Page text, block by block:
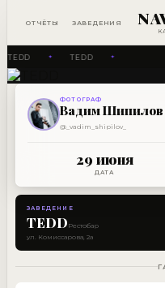
ОТЧЁТЫ ЗАВЕДЕНИЯ
TEDD ✦ TEDD ✦
РЕСТОБАР
TEDD
ФОТОГРАФ
Вадим Шипилов
@_vadim_shipilov_
29 июня
ДАТА
ЗАВЕДЕНИЕ
TEDD Рестобар
ул. Комиссарова, 2а